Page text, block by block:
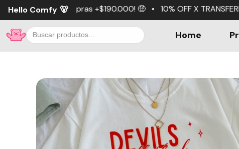
Hello Comfy 🐻
+$190.000! 🤑 • 10% OFF X TRANSFERENCIA 💵 • 3
Home